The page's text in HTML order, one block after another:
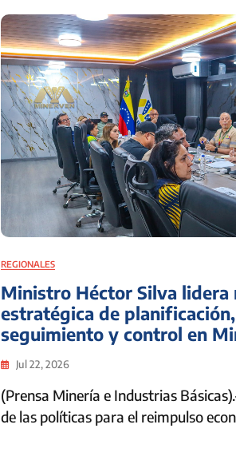
REGIONALES
Ministro Héctor Silva lidera
estratégica de planificación,
seguimiento y control en
Jul 22, 2026
(Prensa Minería e Industrias
de las políticas para el reimpulso